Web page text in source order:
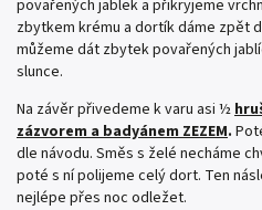
povařených jablek a přikryjeme
zbytkem krému a dortík dáme zpět
můžeme dát zbytek povařených
slunce.
Na závěr přivedeme k varu asi ½
zázvorem a badyánem ZEZEM.
dle návodu. Směs s želé necháme
poté s ní polijeme celý dort. Ten
nejlépe přes noc odležet.